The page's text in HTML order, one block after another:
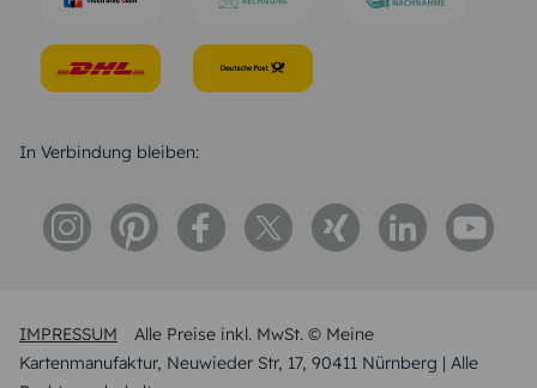
IMPRESSUM
Alle Preise inkl. MwSt. © Meine
Kartenmanufaktur, Neuwieder Str, 17, 90411 Nürnberg | Alle
In Verbindung bleiben: